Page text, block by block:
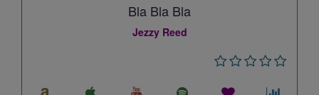
Bla Bla Bla
Jezzy Reed